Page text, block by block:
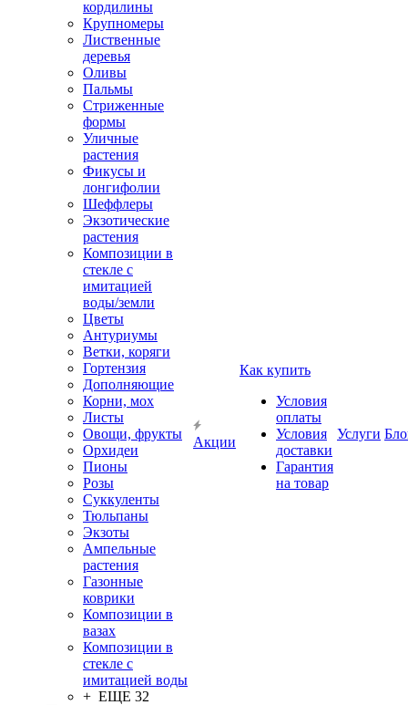
кордилины
Крупномеры
Лиственные
деревья
Оливы
Пальмы
Стриженные
формы
Уличные
растения
Фикусы и
лонгифолии
Шеффлеры
Экзотические
растения
Композиции в
стекле с
имитацией
воды/земли
Цветы
Антуриумы
Ветки, коряги
Гортензия
Дополняющие
Корни, мох
Листы
Овощи, фрукты
Орхидеи
Пионы
Розы
Суккуленты
Тюльпаны
Экзоты
Ампельные
растения
Газонные
коврики
Композиции в
вазах
Композиции в
стекле с
имитацией воды
+ ЕЩЕ 32
Акции
Как купить
Условия
оплаты
Условия
доставки
Гарантия
на товар
Услуги